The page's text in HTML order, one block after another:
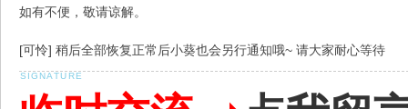
如有不便，敬请谅解。
[可怜] 稍后全部恢复正常后小葵也会另行通知哦~ 请大家耐心等待 ​​​